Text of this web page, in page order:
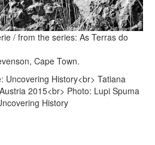
/ from the series: As Terras do
Cape Town.
History